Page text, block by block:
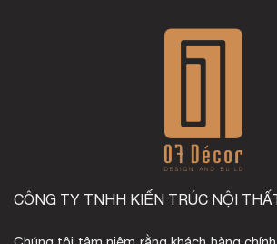
CÔNG TY TNHH KIẾN TRÚC NỘI